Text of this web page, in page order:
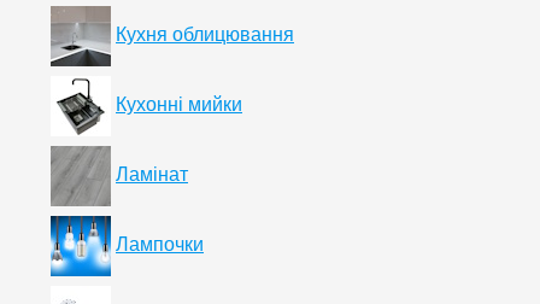
Кухня облицювання
Кухонні мийки
Ламінат
Лампочки